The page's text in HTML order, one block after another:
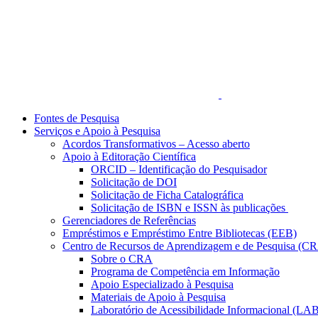
Fontes de Pesquisa
Serviços e Apoio à Pesquisa
Acordos Transformativos – Acesso aberto
Apoio à Editoração Científica
ORCID – Identificação do Pesquisador
Solicitação de DOI
Solicitação de Ficha Catalográfica
Solicitação de ISBN e ISSN às publicações
Gerenciadores de Referências
Empréstimos e Empréstimo Entre Bibliotecas (EEB)
Centro de Recursos de Aprendizagem e de Pesquisa
Sobre o CRA
Programa de Competência em Informação
Apoio Especializado à Pesquisa
Materiais de Apoio à Pesquisa
Laboratório de Acessibilidade Informacional